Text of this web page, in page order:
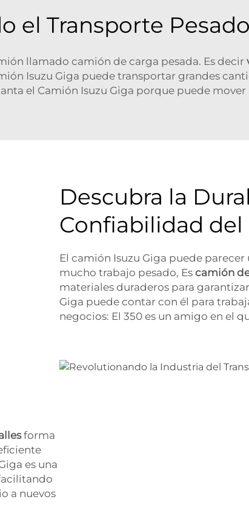
el Transporte Pesado
llamado camión de carga pesada. Es decir
Isuzu Giga puede transportar grandes
el Camión Isuzu Giga porque puede
Descubra la
Confiabilidad del
El camión Isuzu Giga puede
mucho trabajo pesado, Es camión
materiales duraderos para
Giga puede contar con él para
negocios: El 350 es un amigo en el
forma
es una
a nuevos